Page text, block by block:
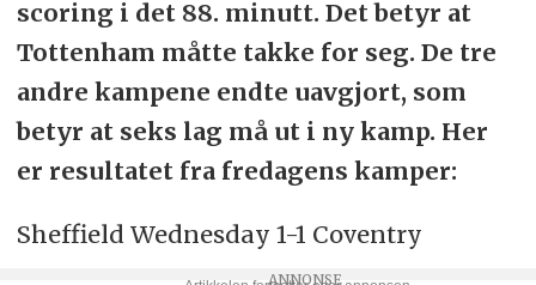
scoring i det 88. minutt. Det betyr at
Tottenham måtte takke for seg. De tre
andre kampene endte uavgjort, som
betyr at seks lag må ut i ny kamp. Her
er resultatet fra fredagens kamper:
Sheffield Wednesday 1-1 Coventry